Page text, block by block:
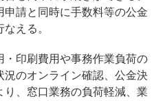
申請と同時に手数料等の公金
える。
・印刷費用や事務作業負荷の
のオンライン確認、公金決
、窓口業務の負荷軽減、業